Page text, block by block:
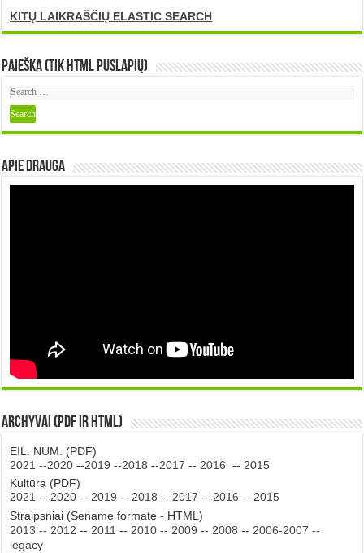
KITŲ LAIKRAŠČIŲ ELASTIC SEARCH
Paieška (tik HTML puslapių)
Apie DRAUGA
Archyvai (PDF ir HTML)
EIL. NUM. (PDF)
2021 --2020 --2019 --2018 --2017 --2016 --2015
Kultūra (PDF)
2021 --2020 --2019 --2018 --2017 --2016 --2015
Straipsniai (Sename formate - HTML)
2013 --2012 --2011 --2010 --2009 --2008 --2006-2007 --
legacy